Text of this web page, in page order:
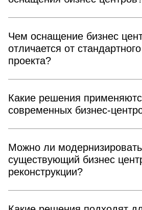
Чем оснащение бизнес
отличается от
проекта?
Какие решения
современных бизнес-
Можно ли модернизировать
существующий бизнес
реконструкции?